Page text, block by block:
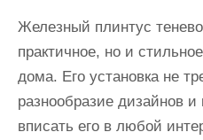
Железный плинтус
практичное, но и
дома. Его установка не
разнообразие дизайнов и
вписать его в любой